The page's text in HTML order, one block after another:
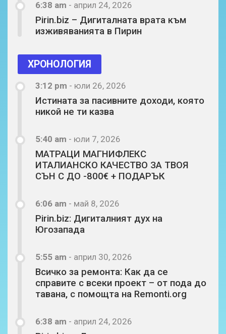
6:38 am - април 24, 2026
Pirin.biz – Дигиталната врата към
изживяванията в Пирин
ХРОНОЛОГИЯ
3:12 pm - юли 26, 2026
Истината за пасивните доходи, която
никой не ти казва
5:40 am - юли 7, 2026
МАТРАЦИ МАГНИФЛЕКС
ИТАЛИАНСКО КАЧЕСТВО ЗА ТВОЯ
СЪН С ДО -800€ + ПОДАРЪК
6:06 am - май 8, 2026
Pirin.biz: Дигиталният дух на
Югозапада
5:55 am - април 30, 2026
Всичко за ремонта: Как да се
справите с всеки проект – от пода до
тавана, с помощта на Remonti.org
6:38 am - април 24, 2026